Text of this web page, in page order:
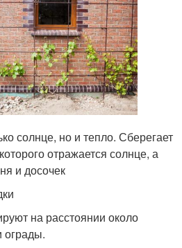
солнце, но и тепло. Сберегает
отражается солнце, а
и досочек
на расстоянии около
ограды.